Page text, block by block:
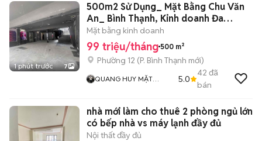
1 phút trước 7
500m2 Sử Dụng_ Mặt Bằng Chu Văn
An_ Bình Thạnh, Kinh doanh Đa
Nghành
Mặt bằng kinh doanh
99 triệu/tháng 500 m²
Phường 12 (P. Bình Thạnh mới)
QUANG HUY MẶT
5.0
42 đã
bán
nhà mới làm cho thuê 2 phòng ngủ lớn
có bếp nhà vs máy lạnh đầy đủ
Nội thất đầy đủ